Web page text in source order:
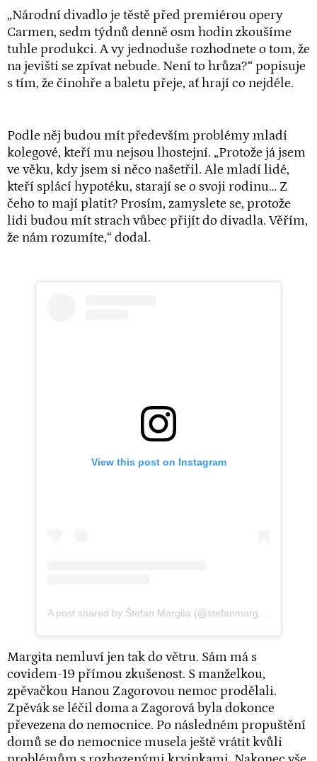
„Národní divadlo je těstě před premiérou opery
Carmen, sedm týdnů denně osm hodin zkoušíme
tuhle produkci. A vy jednoduše rozhodnete o tom, že
na jevišti se zpívat nebude. Není to hrůza?“ popisuje
s tím, že činohře a baletu přeje, ať hrají co nejdéle.
Podle něj budou mít především problémy mladí
kolegové, kteří mu nejsou lhostejní. „Protože já jsem
ve věku, kdy jsem si něco našetřil. Ale mladí lidé,
kteří splácí hypotéku, starají se o svoji rodinu… Z
čeho to mají platit? Prosím, zamyslete se, protože
lidi budou mít strach vůbec přijít do divadla. Věřím,
že nám rozumíte,“ dodal.
View this post on Instagram
Margita nemluví jen tak do větru. Sám má s
covidem-19 přímou zkušenost. S manželkou,
zpěvačkou Hanou Zagorovou nemoc prodělali.
Zpěvák se léčil doma a Zagorová byla dokonce
převezena do nemocnice. Po následném propuštění
domů se do nemocnice musela ještě vrátit kvůli